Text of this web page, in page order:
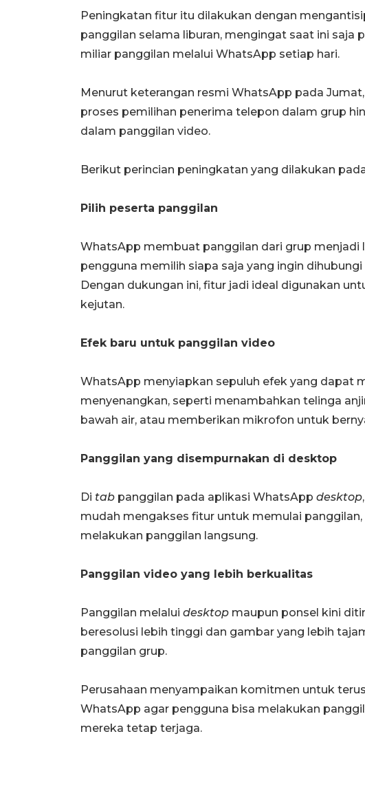
Peningkatan fitur itu dilakukan dengan
panggilan selama liburan, mengingat saat ini saja
miliar panggilan melalui WhatsApp setiap hari.
Menurut keterangan resmi WhatsApp pada
proses pemilihan penerima telepon dalam grup
dalam panggilan video.
Berikut perincian peningkatan yang dilakukan
Pilih peserta panggilan
WhatsApp membuat panggilan dari grup
pengguna memilih siapa saja yang ingin
Dengan dukungan ini, fitur jadi ideal digunakan
kejutan.
Efek baru untuk panggilan video
WhatsApp menyiapkan sepuluh efek yang dapat
menyenangkan, seperti menambahkan telinga
bawah air, atau memberikan mikrofon untuk
Panggilan yang disempurnakan di desktop
Di tab panggilan pada aplikasi WhatsApp desktop
mudah mengakses fitur untuk memulai
melakukan panggilan langsung.
Panggilan video yang lebih berkualitas
Panggilan melalui desktop maupun ponsel kini
beresolusi lebih tinggi dan gambar yang lebih
panggilan grup.
Perusahaan menyampaikan komitmen untuk
WhatsApp agar pengguna bisa melakukan
mereka tetap terjaga.